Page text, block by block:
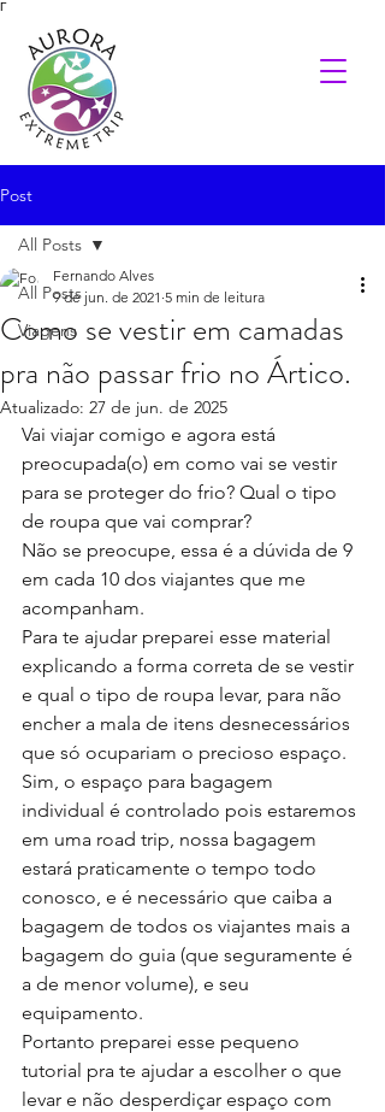
Γ
Post
All Posts
Viagens
All Posts
Como se vestir em camadas
pra não passar frio no Ártico.
Fernando Alves
9 de jun. de 2021 5 min de leitura
Atualizado: 27 de jun. de 2025
Vai viajar comigo e agora está
preocupada(o) em como vai se vestir
para se proteger do frio? Qual o tipo
de roupa que vai comprar?
Não se preocupe, essa é a dúvida de 9
em cada 10 dos viajantes que me
acompanham.
Para te ajudar preparei esse material
explicando a forma correta de se vestir
e qual o tipo de roupa levar, para não
encher a mala de itens desnecessários
que só ocupariam o precioso espaço.
Sim, o espaço para bagagem
individual é controlado pois estaremos
em uma road trip, nossa bagagem
estará praticamente o tempo todo
conosco, e é necessário que caiba a
bagagem de todos os viajantes mais a
bagagem do guia (que seguramente é
a de menor volume), e seu
equipamento.
Portanto preparei esse pequeno
tutorial pra te ajudar a escolher o que
levar e não desperdiçar espaço com